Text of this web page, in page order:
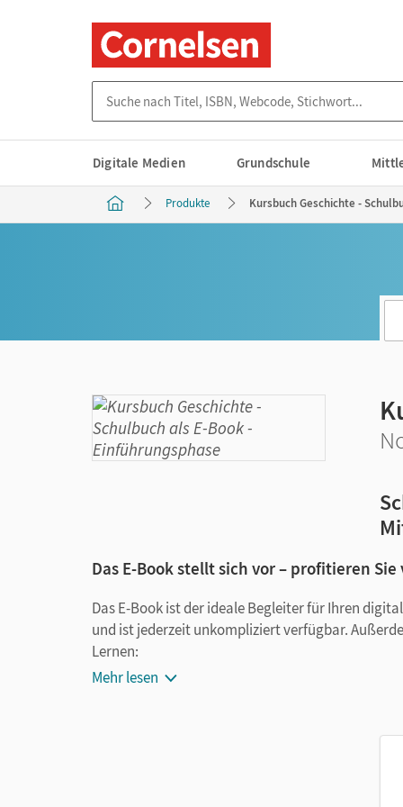
Digitale Medien Grundschule
Produkte Kursbuch Geschichte -
Das E-Book stellt sich vor – profitieren
Das E-Book ist der ideale Begleiter für Ihren
und ist jederzeit unkompliziert verfügbar.
Lernen:
Mehr lesen